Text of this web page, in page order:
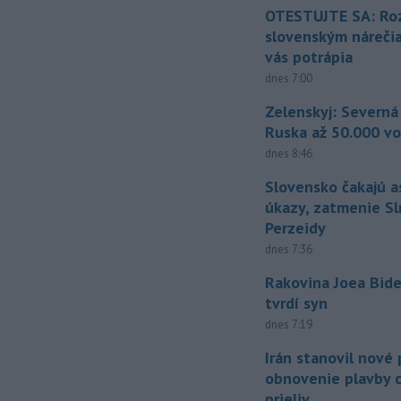
OTESTUJTE SA:
slovenským
vás potrápia
dnes 7:00
Zelenskyj:
Ruska až 50.000
dnes 8:46
Slovensko čakajú
úkazy, zatmenie
Perzeidy
dnes 7:36
Rakovina Joea
tvrdí syn
dnes 7:19
Irán stanovil nové
obnovenie plavby